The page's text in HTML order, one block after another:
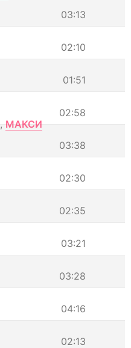
03:13
02:10
01:51
02:58
, МАКСИ
03:38
02:30
02:35
03:21
03:28
04:16
02:13